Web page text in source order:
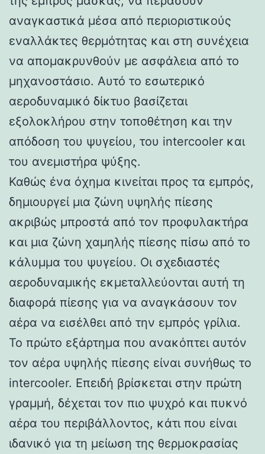
αναγκαστικά μέσα από περιοριστικούς
εναλλάκτες θερμότητας και στη συνέχεια
να απομακρυνθούν με ασφάλεια από το
μηχανοστάσιο. Αυτό το εσωτερικό
αεροδυναμικό δίκτυο βασίζεται
εξολοκλήρου στην τοποθέτηση και την
απόδοση του ψυγείου, του intercooler και
του ανεμιστήρα ψύξης.
Καθώς ένα όχημα κινείται προς τα εμπρός,
δημιουργεί μια ζώνη υψηλής πίεσης
ακριβώς μπροστά από τον προφυλακτήρα
και μια ζώνη χαμηλής πίεσης πίσω από το
κάλυμμα του ψυγείου. Οι σχεδιαστές
αεροδυναμικής εκμεταλλεύονται αυτή τη
διαφορά πίεσης για να αναγκάσουν τον
αέρα να εισέλθει από την εμπρός γρίλια.
Το πρώτο εξάρτημα που ανακόπτει αυτόν
τον αέρα υψηλής πίεσης είναι συνήθως το
intercooler. Επειδή βρίσκεται στην πρώτη
γραμμή, δέχεται τον πιο ψυχρό και πυκνό
αέρα του περιβάλλοντος, κάτι που είναι
ιδανικό για τη μείωση της θερμοκρασίας